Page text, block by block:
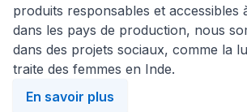
produits responsables et accessibles
dans les pays de production, nous
dans des projets sociaux, comme la
traite des femmes en Inde.
En savoir plus